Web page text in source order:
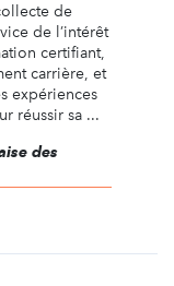
de
de l’intérêt
certifiant,
carrière, et
expériences
réussir sa ...
des